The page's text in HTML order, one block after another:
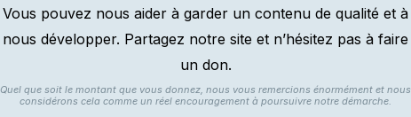
Vous pouvez nous aider à garder un contenu de qualité et à
nous développer. Partagez notre site et n’hésitez pas à faire
un don.
Quel que soit le montant que vous donnez, nous vous remercions énormément et nous
considérons cela comme un réel encouragement à poursuivre notre démarche.